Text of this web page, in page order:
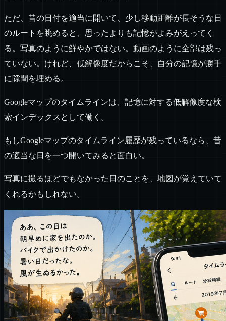
ただ、昔の日付を適当に開いて、少し移動距離が長そうな日
のルートを眺めると、思ったよりも記憶がよみがえってく
る。写真のように鮮やかではない。動画のように全部は残っ
ていない。けれど、低解像度だからこそ、自分の記憶が勝手
に隙間を埋める。
Googleマップのタイムラインは、記憶に対する低解像度な検
索インデックスとして働く。
もしGoogleマップのタイムライン履歴が残っているなら、昔
の適当な日を一つ開いてみると面白い。
写真に撮るほどでもなかった日のことを、地図が覚えていて
くれるかもしれない。